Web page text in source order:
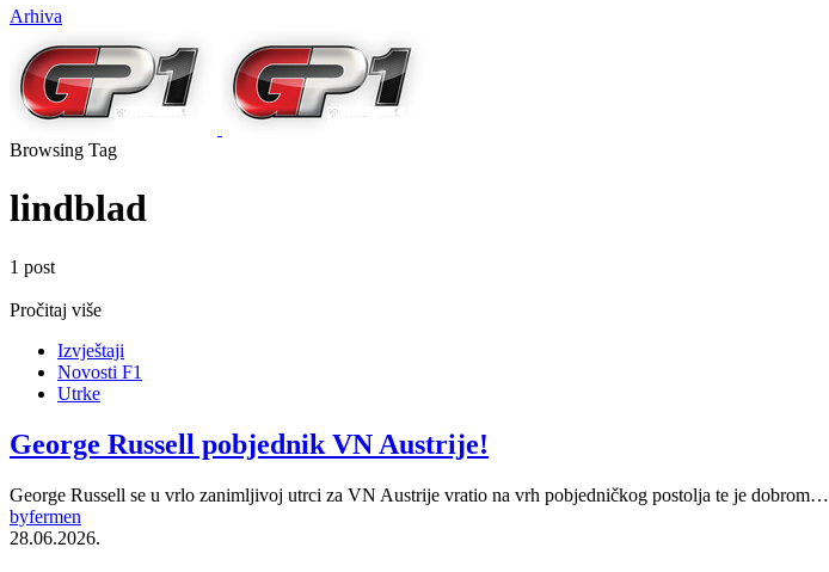
Arhiva
Browsing Tag
lindblad
1 post
Pročitaj više
Izvještaji
Novosti F1
Utrke
George Russell pobjednik VN Austrije!
George Russell se u vrlo zanimljivoj utrci za VN Austrije vratio na vrh pobjedničkog postolja te je dobrom…
byfermen
28.06.2026.